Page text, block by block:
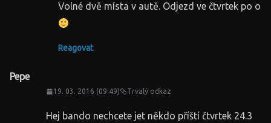
Volné dvě místa v autě. Odjezd ve čtvrtek po o
Reagovat
Pepe
19. 03. 2016 (09:49) Trvalý odkaz
Hej bando nechcete jet někdo příští čtvrtek 24.3